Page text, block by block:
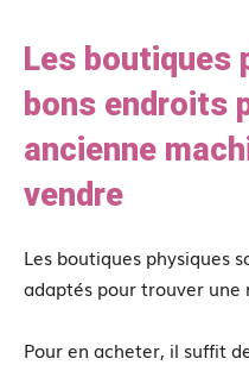
Les boutiques
bons endroits
ancienne
vendre
Les boutiques physiques
adaptés pour trouver une
Pour en acheter, il suffit